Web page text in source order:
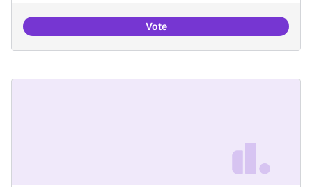
VoteMoviment Activista Digital